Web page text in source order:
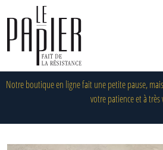
Notre boutique en ligne fait une petite pause,
votre patience et à très
Panneau de gestion des cookies